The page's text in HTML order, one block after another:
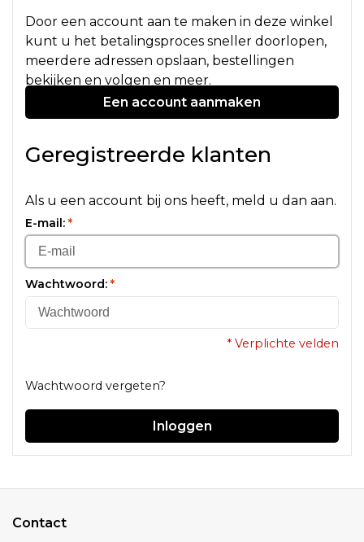
Door een account aan te maken in deze winkel
kunt u het betalingsproces sneller doorlopen,
meerdere adressen opslaan, bestellingen
bekijken en volgen en meer.
Een account aanmaken
Geregistreerde klanten
Als u een account bij ons heeft, meld u dan aan.
E-mail: *
Wachtwoord: *
* Verplichte velden
Wachtwoord vergeten?
Inloggen
Contact